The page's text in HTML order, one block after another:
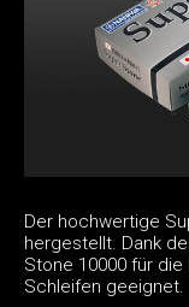
Der hochwertige
hergestellt. Dank
Stone 10000 für
Schleifen geeignet.